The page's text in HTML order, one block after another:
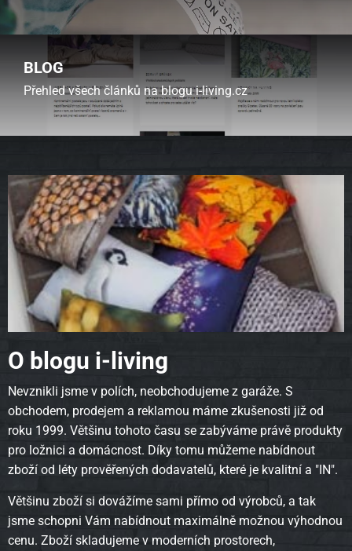
BLOG
Přehled všech článků na blogu i-living.cz
O blogu i-living
Nevznikli jsme v polích, neobchodujeme z garáže. S
obchodem, prodejem a reklamou máme zkušenosti již od
roku 1999. Většinu tohoto času se zabýváme právě produkty
pro ložnici a domácnost. Díky tomu můžeme nabídnout
zboží od léty prověřených dodavatelů, které je kvalitní a "IN".
Většinu zboží si dovážíme sami přímo od výrobců, a tak
jsme schopni Vám nabídnout maximálně možnou výhodnou
cenu. Zboží skladujeme v moderních prostorech,